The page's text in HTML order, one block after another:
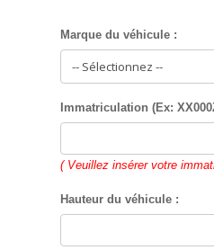
Marque du véhicule :
Immatriculation (Ex:
( Veuillez insérer votre
Hauteur du véhicule :